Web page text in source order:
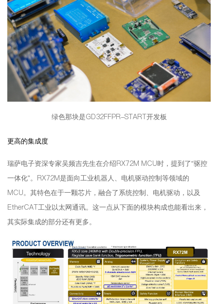
绿色那块是GD32FFPR-START开发板
更高的集成度
瑞萨电子资深专家吴频吉先生在介绍RX72M MCU时，提到了“驱控
一体化”。RX72M是面向工业机器人、电机驱动控制等领域的
MCU。其特色在于一颗芯片，融合了系统控制、电机驱动，以及
EtherCAT工业以太网通讯。这一点从下面的模块构成也能看出来，
其实际集成的部分还有更多。